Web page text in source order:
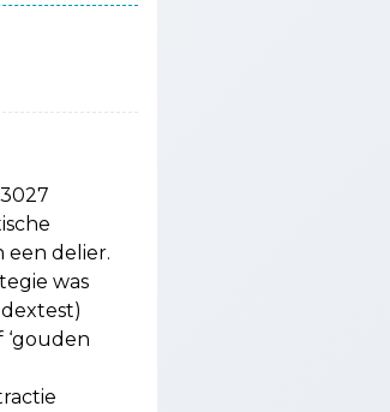
een delier.
was